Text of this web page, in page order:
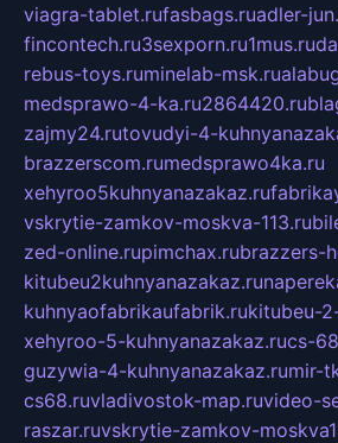
viagra-tablet.rufasbags.ruadler-
fincontech.ru3sexporn.ru1mus.ru
rebus-toys.ruminelab-msk.ru
medsprawo-4-ka.ru2864420.ru
zajmy24.rutovudyi-4-
brazzerscom.rumedsprawo4ka.ru
xehyroo5kuhnyanazakaz.ru
vskrytie-zamkov-moskva-113.ru
zed-online.rupimchax.rubrazzers-
kitubeu2kuhnyanazakaz.ru
kuhnyaofabrikaufabrik.rukitubeu-
xehyroo-5-kuhnyanazakaz.rucs-
guzywia-4-kuhnyanazakaz.rumir-
cs68.ruvladivostok-map.ruvideo-
raszar.ruvskrytie-zamkov-